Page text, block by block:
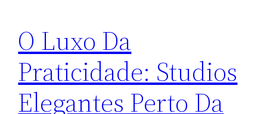
O Luxo Da
Praticidade: Studios
Elegantes Perto Da